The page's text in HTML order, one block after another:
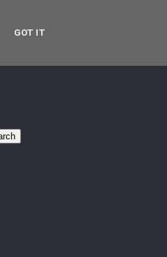
GOT IT